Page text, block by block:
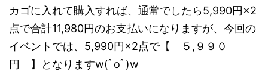
カゴに入れて購入すれば、通常でしたら5,990円×2
点で合計11,980円のお支払いになりますが、今回の
イベントでは、5,990円×2点で【 ５,９９０
円 】となりますw(ﾟoﾟ)w